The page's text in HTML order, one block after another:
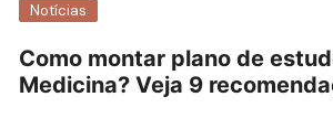
Notícias
Como montar plano de
Medicina? Veja 9